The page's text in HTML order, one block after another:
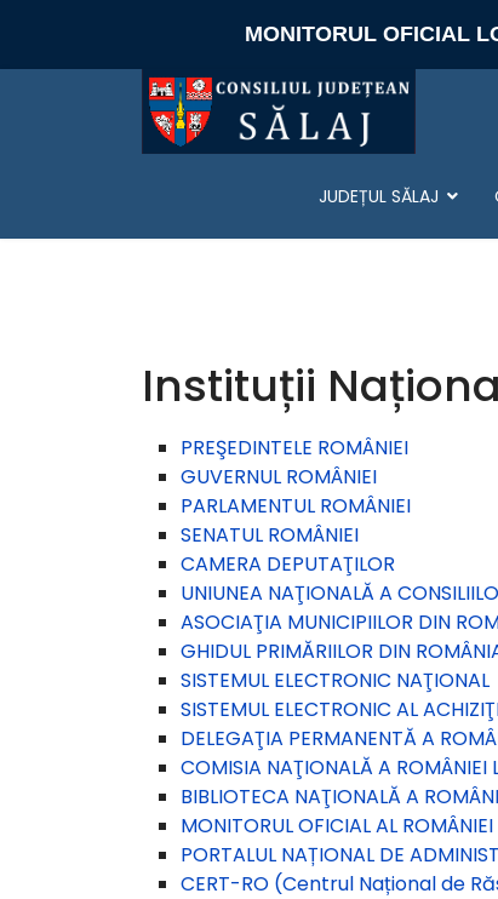
MONITORUL OFICIAL
JUDEȚUL SĂLAJ
Instituții
PREŞEDINTELE ROMÂNIEI
GUVERNUL ROMÂNIEI
PARLAMENTUL ROMÂNIEI
SENATUL ROMÂNIEI
CAMERA DEPUTAŢILOR
UNIUNEA NAŢIONALĂ A
ASOCIAŢIA MUNICIPIILOR DIN
GHIDUL PRIMĂRIILOR DIN
SISTEMUL ELECTRONIC NAŢIONAL
SISTEMUL ELECTRONIC AL
DELEGAŢIA PERMANENTĂ A
COMISIA NAŢIONALĂ A ROMÂNIEI
BIBLIOTECA NAŢIONALĂ A
MONITORUL OFICIAL AL ROMÂNIEI
PORTALUL NAȚIONAL DE
CERT-RO (Centrul Național de